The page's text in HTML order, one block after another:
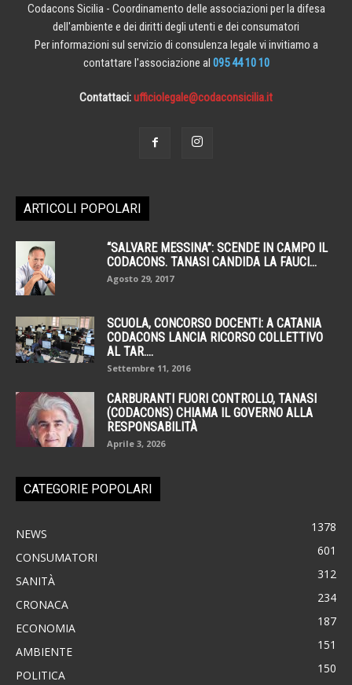
Codacons Sicilia - Coordinamento delle associazioni per la difesa
dell'ambiente e dei diritti degli utenti e dei consumatori
Per informazioni sul servizio di consulenza legale vi invitiamo a
contattare l'associazione al 095 44 10 10
Contattaci:ufficiolegale@codaconsicilia.it
ARTICOLI POPOLARI
“SALVARE MESSINA”: SCENDE IN CAMPO IL
CODACONS. TANASI CANDIDA LA FAUCI...
Agosto 29, 2017
SCUOLA, CONCORSO DOCENTI: A CATANIA
CODACONS LANCIA RICORSO COLLETTIVO
AL TAR....
Settembre 11, 2016
CARBURANTI FUORI CONTROLLO, TANASI
(CODACONS) CHIAMA IL GOVERNO ALLA
RESPONSABILITÀ
Aprile 3, 2026
CATEGORIE POPOLARI
NEWS 1378
CONSUMATORI 601
SANITÀ 312
CRONACA 234
ECONOMIA 187
AMBIENTE 151
POLITICA
150